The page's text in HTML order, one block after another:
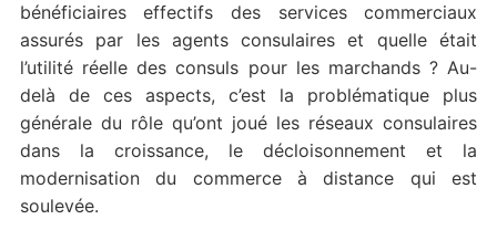
bénéficiaires effectifs des services commerciaux
assurés par les agents consulaires et quelle était
l’utilité réelle des consuls pour les marchands ? Au-
delà de ces aspects, c’est la problématique plus
générale du rôle qu’ont joué les réseaux consulaires
dans la croissance, le décloisonnement et la
modernisation du commerce à distance qui est
soulevée.